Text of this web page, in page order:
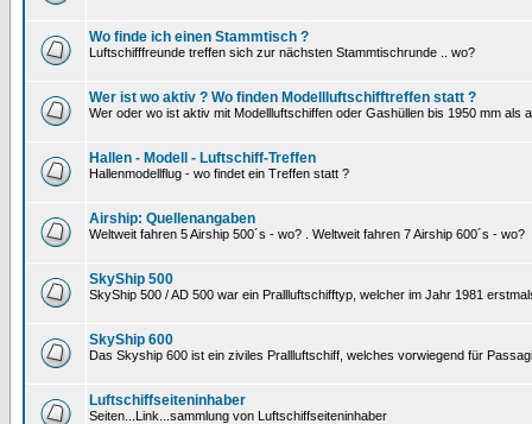
Wo finde ich einen Stammtisch ?
Luftschifffreunde treffen sich zur nächsten Stammtischrunde .. wo?
Wer ist wo aktiv ? Wo finden Modellluftschifftreffen statt ?
Wer oder wo ist aktiv mit Modellluftschiffen oder Gashüllen bis 1950 mm als
Hallen - Modell - Luftschiff-Treffen
Hallenmodellflug - wo findet ein Treffen statt ?
Airship: Quellenangaben
Weltweit fahren 5 Airship 500´s - wo? . Weltweit fahren 7 Airship 600´s - wo?
SkyShip 500
SkyShip 500 / AD 500 war ein Prallluftschifftyp, welcher im Jahr 1981
SkyShip 600
Das Skyship 600 ist ein ziviles Prallluftschiff, welches vorwiegend für
Luftschiffseiteninhaber
Seiten...Link...sammlung von Luftschiffseiteninhaber